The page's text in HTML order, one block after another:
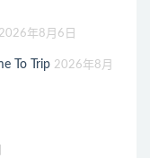
2026年8月6日
To Trip 2026年8月